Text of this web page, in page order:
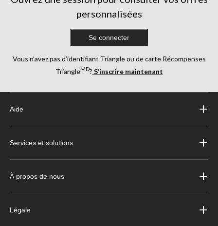
personnalisées
Se connecter
Vous n’avez pas d’identifiant Triangle ou de carte Récompenses
TriangleMD? S’inscrire maintenant
Aide
Services et solutions
À propos de nous
Légale